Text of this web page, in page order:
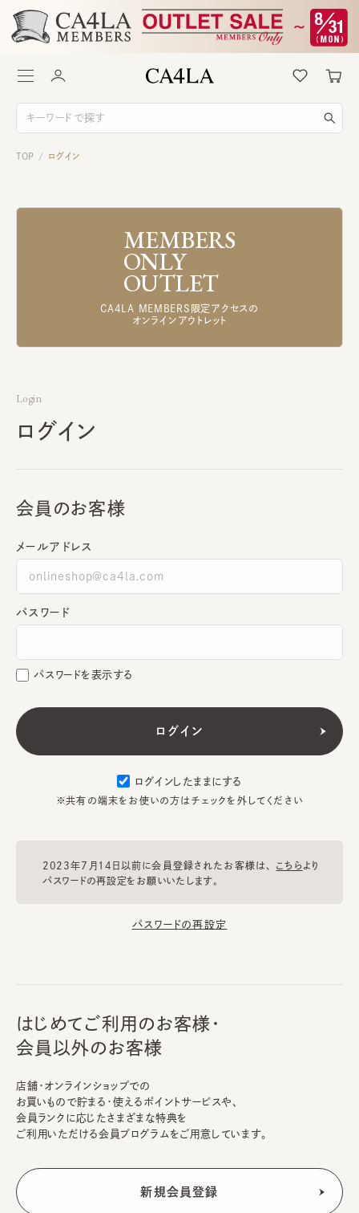
TOP / ログイン
MEMBERS
ONLY
OUTLET
CA4LA MEMBERS限定アクセスの
オンラインアウトレット
Login
ログイン
会員のお客様
メールアドレス
パスワード
パスワードを表示する
ログインしたままにする
※共有の端末をお使いの方はチェックを外してください
2023年7月14日以前に会員登録されたお客様は、 こちらより
パスワードの再設定をお願いいたします。
パスワードの再設定
はじめてご利用のお客様・
会員以外のお客様
店舗・オンラインショップでの
お買いもので貯まる・使えるポイントサービスや、
会員ランクに応じたさまざまな特典を
ご利用いただける会員プログラムをご用意しています。